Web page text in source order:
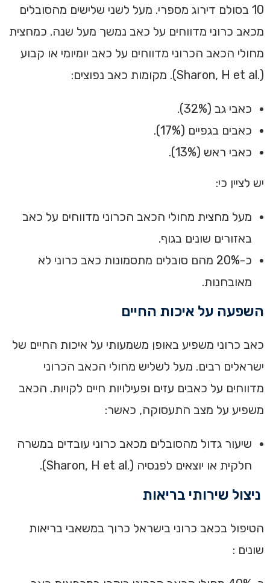
10 בסולם דירוג מספרי. ‏מעל לשני שלישים מהסובלים
מכאב כרוני מדווחים על כאב נמשך מעל שנה. ‏‏כמחצית
מחולי הכאב הכרוני מדווחים על כאב יומיומי או קבוע
(.Sharon, H et al).‏ מקומות כאב נפוצים:
כאבי גב (32%)‏.
כאבים בגפיים (17%)‏.
כאבי ראש (13%).
‏יש לציין כי:
מעל מחצית מחולי הכאב הכרוני מדווחים על כאב
באזורים שונים בגוף.
כ-20% מהם סובלים מתסמונות כאב כרוני לא
מאובחנות.‏
השפעה על איכות החיים‏
‏כאב כרוני משפיע באופן משמעותי על איכות החיים של
ישראלים רבים. מעל לשליש מחולי הכאב הכרוני
מדווחים על כאבים עזים ופעילויות חיים לקויות. ‏הכאב
משפיע על מצב התעסוקה, כאשר:
שיעור גדול מהסובלים מכאב כרוני עובדים במשרה
חלקית או יוצאים לפנסיה (.Sharon, H et al).‏
ניצול שירותי בריאות‏
‏הטיפול בכאב כרוני בישראל כרוך במשאבי בריאות
שונים :‏